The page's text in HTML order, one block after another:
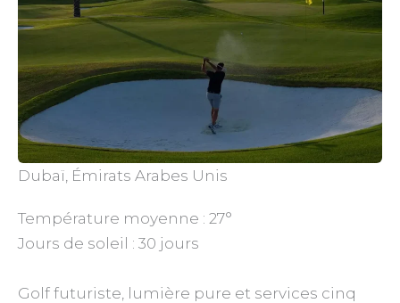
Dubaï, Émirats Arabes Unis
Température moyenne : 27°
Jours de soleil : 30 jours
Golf futuriste, lumière pure et services cinq